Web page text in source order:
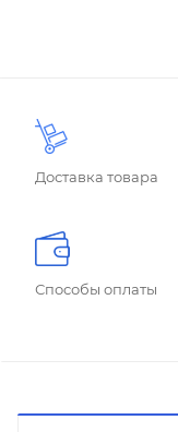
Доставка товара
Способы оплаты